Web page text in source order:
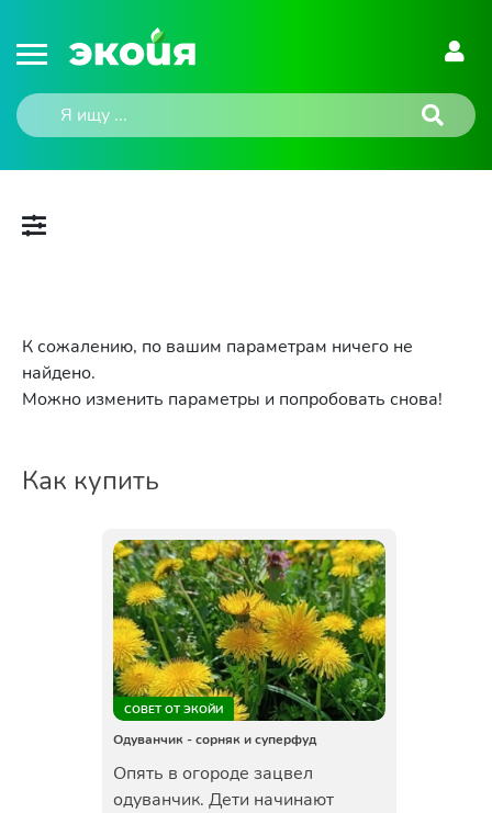
К сожалению, по вашим параметрам ничего не
найдено.
Можно изменить параметры и попробовать снова!
Как купить
СОВЕТ ОТ ЭКОЙИ
Одуванчик - сорняк и суперфуд
Опять в огороде зацвел
одуванчик. Дети начинают